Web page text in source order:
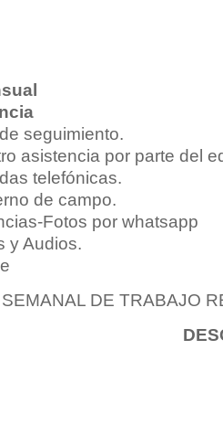
seguimiento.
asistencia por parte del
telefónicas.
de campo.
Fotos por whatsapp
y Audios.
DE TRABAJO